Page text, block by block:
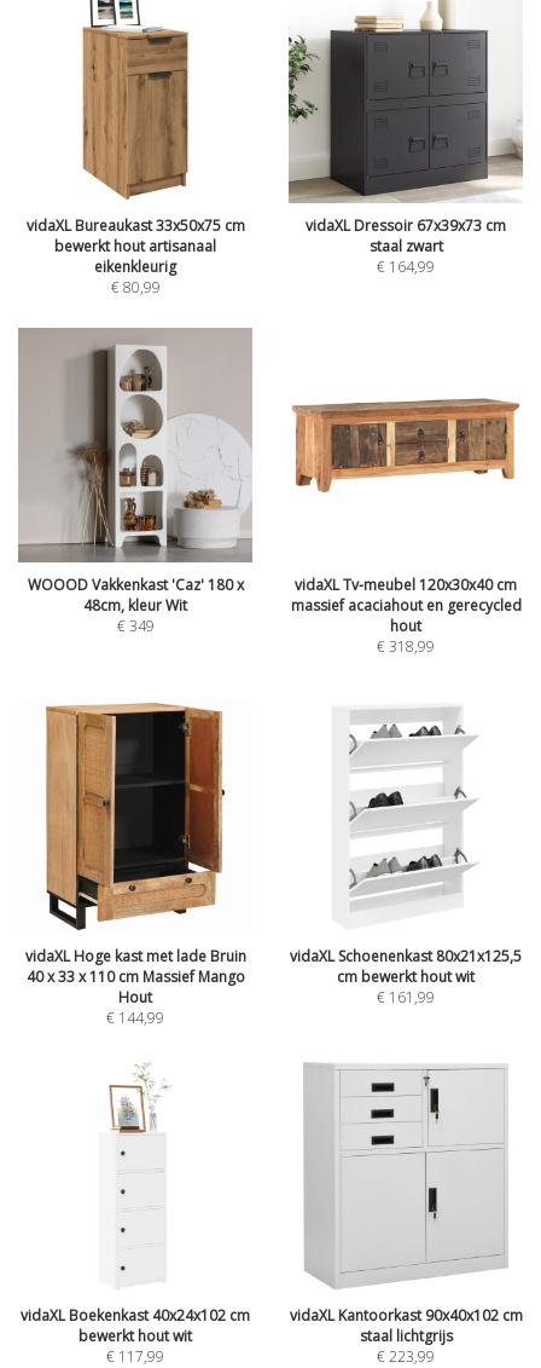
vidaXL Bureaukast 33x50x75 cm
bewerkt hout artisanaal
eikenkleurig
€80,99
vidaXL Dressoir 67x39x73 cm
staal zwart
€ 164,99
WOOOD Vakkenkast 'Caz' 180 x
48cm, kleur Wit
€349
vidaXL Tv-meubel 120x30x40 cm
massief acaciahout en gerecycled
hout
€318,99
vidaXL Hoge kast met lade Bruin
40 x 33 x 110 cm Massief Mango
Hout
€ 144,99
vidaXL Schoenenkast 80x21x125,5
cm bewerkt hout wit
€ 161,99
vidaXL Boekenkast 40x24x102 cm
bewerkt hout wit
€ 117,99
vidaXL Kantoorkast 90x40x102 cm
staal lichtgrijs
€223,99